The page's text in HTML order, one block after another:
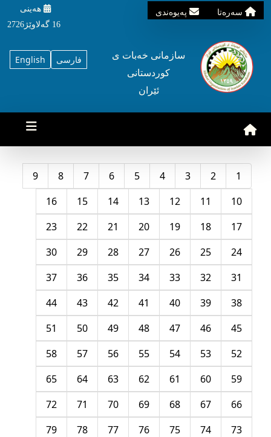
سه‌ره‌تا په‌یوه‌ندی
هه‌ینی
16 گه‌لاوێژ2726
English فارسی
سازمانی خه‌بات ی
کوردستانی
ئێران
1
2
3
4
5
6
7
8
9
10
11
12
13
14
15
16
17
18
19
20
21
22
23
24
25
26
27
28
29
30
31
32
33
34
35
36
37
38
39
40
41
42
43
44
45
46
47
48
49
50
51
52
53
54
55
56
57
58
59
60
61
62
63
64
65
66
67
68
69
70
71
72
73
74
75
76
77
78
79